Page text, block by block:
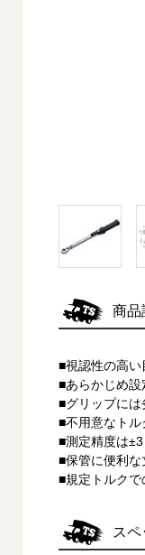
商品
■視認性の高
■あらかじめ
■グリップに
■不用意なトル
■測定精度は
■保管に便利な
■規定トルクで
スペ